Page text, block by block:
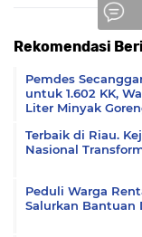
Rekomendasi
Pemdes
untuk 1.602 KK,
Liter Minyak
Terbaik di Riau.
Nasional
Peduli Warga
Salurkan Bantuan